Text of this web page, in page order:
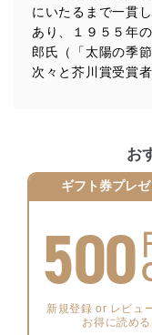
当社は、個人情
その他の規範を
に、これらの法
す。
に、下記セキュ
施し、個人情報
正に努めます。
個人デー
機器を取り
の不要な
機器に標準
ーザーアカ
にいたるまで一貫
あり、１９５５年
郎氏（「太陽の季
次々と芥川賞受賞
お
ギフト券プレゼ
500
新規登録 or レビュ
お得に読め